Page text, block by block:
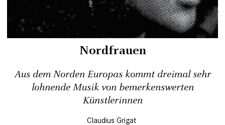
Nordfrauen
Aus dem Norden Europas kommt dreimal sehr
lohnende Musik von bemerkenswerten
Künstlerinnen
Claudius Grigat